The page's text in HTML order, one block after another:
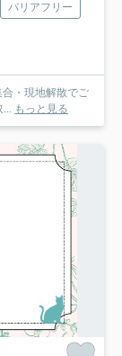
バリアフリー
合・現地解散でご
もっと見る